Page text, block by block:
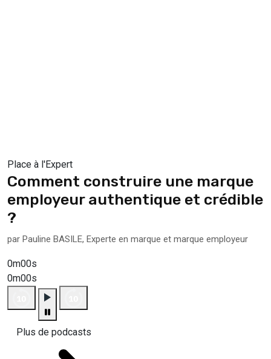
Place à l'Expert
Comment construire une marque
employeur authentique et crédible
?
par Pauline BASILE, Experte en marque et marque employeur
0m00s
0m00s
Plus de podcasts